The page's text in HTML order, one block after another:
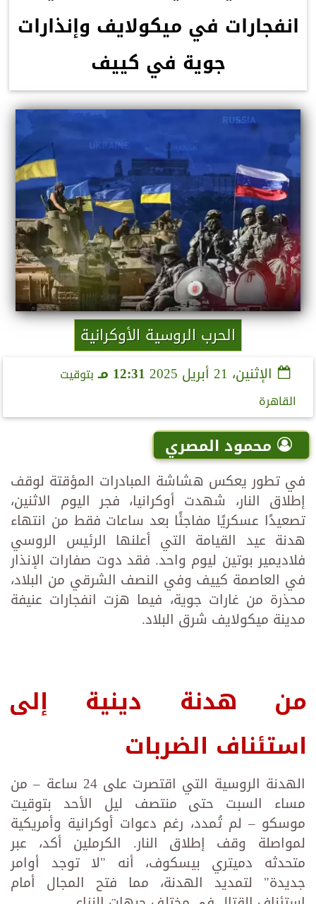
انفجارات في ميكولايف وإنذارات
جوية في كييف
الحرب الروسية الأوكرانية
الإثنين، 21 أبريل 2025 12:31 مـ
بتوقيت
القاهرة
محمود المصري
في تطور يعكس هشاشة المبادرات المؤقتة لوقف
إطلاق النار، شهدت أوكرانيا، فجر اليوم الاثنين،
تصعيدًا عسكريًا مفاجئًا بعد ساعات فقط من انتهاء
هدنة عيد القيامة التي أعلنها الرئيس الروسي
فلاديمير بوتين ليوم واحد. فقد دوت صفارات الإنذار
في العاصمة كييف وفي النصف الشرقي من البلاد،
محذرة من غارات جوية، فيما هزت انفجارات عنيفة
مدينة ميكولايف شرق البلاد.
من هدنة دينية إلى
استئناف الضربات
الهدنة الروسية التي اقتصرت على 24 ساعة – من
مساء السبت حتى منتصف ليل الأحد بتوقيت
موسكو – لم تُمدد، رغم دعوات أوكرانية وأمريكية
لمواصلة وقف إطلاق النار. الكرملين أكد، عبر
متحدثه دميتري بيسكوف، أنه "لا توجد أوامر
جديدة" لتمديد الهدنة، مما فتح المجال أمام